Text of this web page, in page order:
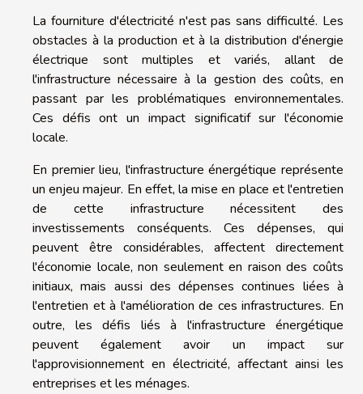
La fourniture d'électricité n'est pas sans difficulté. Les
obstacles à la production et à la distribution d'énergie
électrique sont multiples et variés, allant de
l'infrastructure nécessaire à la gestion des coûts, en
passant par les problématiques environnementales.
Ces défis ont un impact significatif sur l'économie
locale.
En premier lieu, l'infrastructure énergétique représente
un enjeu majeur. En effet, la mise en place et l'entretien
de cette infrastructure nécessitent des
investissements conséquents. Ces dépenses, qui
peuvent être considérables, affectent directement
l'économie locale, non seulement en raison des coûts
initiaux, mais aussi des dépenses continues liées à
l'entretien et à l'amélioration de ces infrastructures. En
outre, les défis liés à l'infrastructure énergétique
peuvent également avoir un impact sur
l'approvisionnement en électricité, affectant ainsi les
entreprises et les ménages.